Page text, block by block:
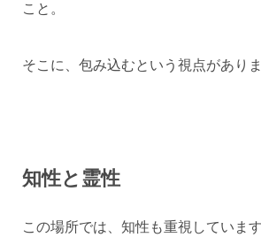
こと。
そこに、包み込むという視点がありま
知性と霊性
この場所では、知性も重視しています